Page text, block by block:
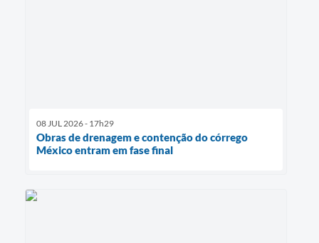
08 JUL 2026 - 17h29
Obras de drenagem e contenção do córrego
México entram em fase final